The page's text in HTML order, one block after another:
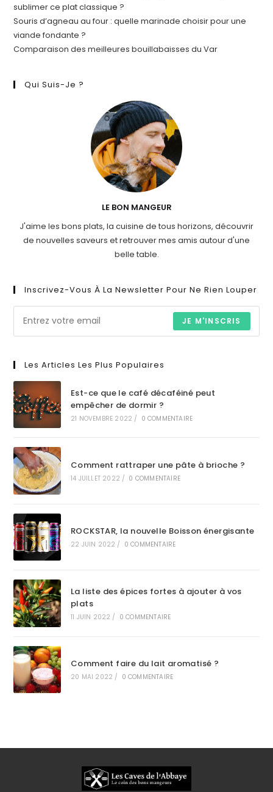
sublimer ce plat classique ?
Souris d’agneau au four : quelle marinade choisir pour une
viande fondante ?
Comparaison des meilleures bouillabaisses du Var
Qui Suis-Je ?
LE BON MANGEUR
J'aime les bons plats, la cuisine de tous horizons, découvrir
de nouvelles saveurs et retrouver mes amis autour d'une
belle table.
Inscrivez-Vous À La Newsletter Pour Ne Rien Louper
JE M'INSCRIS
Les Articles Les Plus Populaires
Est-ce que le café décaféiné peut
empêcher de dormir ?
21 NOVEMBRE 2022 / 0 COMMENTAIRE
Comment rattraper une pâte à brioche ?
14 JUILLET 2022 / 0 COMMENTAIRE
ROCKSTAR, la nouvelle Boisson énergisante
22 JUIN 2022 / 0 COMMENTAIRE
La liste des épices fortes à ajouter à vos
plats
11 JUIN 2022 / 0 COMMENTAIRE
Comment faire du lait aromatisé ?
20 MAI 2022 / 0 COMMENTAIRE